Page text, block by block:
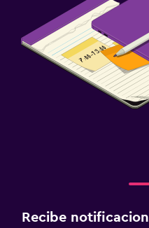
Zona de trabajo
Fax/fotocopiadora
Habitación
Recibe